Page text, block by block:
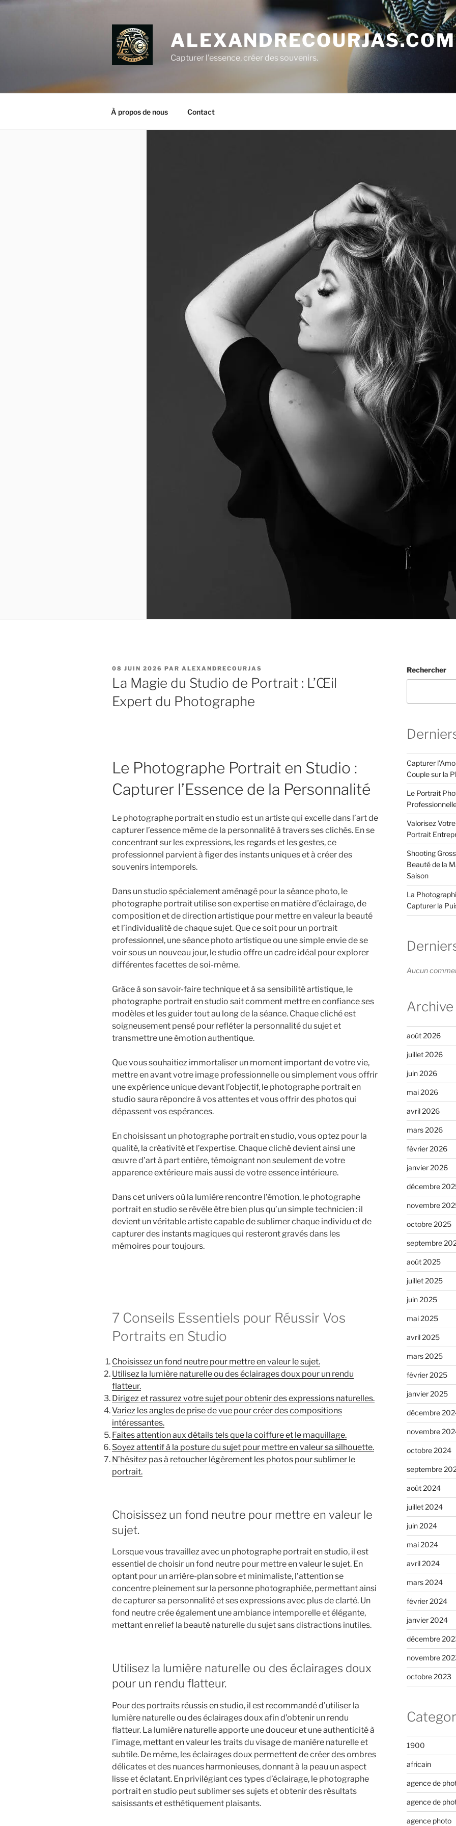
Aller
ALEXANDRECOURJAS.COM
Capturer l'essence, créer des souvenirs.
À propos de nous Contact
PUBLIÉ
LE
08 JUIN 2026 PAR ALEXANDRECOURJAS
La Magie du Studio de Portrait : L’Œil
Expert du Photographe
Le Photographe Portrait en Studio :
Capturer l’Essence de la Personnalité
Le photographe portrait en studio est un artiste qui excelle dans l’art de
capturer l’essence même de la personnalité à travers ses clichés. En se
concentrant sur les expressions, les regards et les gestes, ce
professionnel parvient à figer des instants uniques et à créer des
souvenirs intemporels.
Dans un studio spécialement aménagé pour la séance photo, le
photographe portrait utilise son expertise en matière d’éclairage, de
composition et de direction artistique pour mettre en valeur la beauté
et l’individualité de chaque sujet. Que ce soit pour un portrait
professionnel, une séance photo artistique ou une simple envie de se
voir sous un nouveau jour, le studio offre un cadre idéal pour explorer
différentes facettes de soi-même.
Grâce à son savoir-faire technique et à sa sensibilité artistique, le
photographe portrait en studio sait comment mettre en confiance ses
modèles et les guider tout au long de la séance. Chaque cliché est
soigneusement pensé pour refléter la personnalité du sujet et
transmettre une émotion authentique.
Que vous souhaitiez immortaliser un moment important de votre vie,
mettre en avant votre image professionnelle ou simplement vous offrir
une expérience unique devant l’objectif, le photographe portrait en
studio saura répondre à vos attentes et vous offrir des photos qui
dépassent vos espérances.
En choisissant un photographe portrait en studio, vous optez pour la
qualité, la créativité et l’expertise. Chaque cliché devient ainsi une
œuvre d’art à part entière, témoignant non seulement de votre
apparence extérieure mais aussi de votre essence intérieure.
Dans cet univers où la lumière rencontre l’émotion, le photographe
portrait en studio se révèle être bien plus qu’un simple technicien : il
devient un véritable artiste capable de sublimer chaque individu et de
capturer des instants magiques qui resteront gravés dans les
mémoires pour toujours.
7 Conseils Essentiels pour Réussir Vos
Portraits en Studio
Choisissez un fond neutre pour mettre en valeur le sujet.
Utilisez la lumière naturelle ou des éclairages doux pour un rendu
flatteur.
Dirigez et rassurez votre sujet pour obtenir des expressions naturelles.
Variez les angles de prise de vue pour créer des compositions
intéressantes.
Faites attention aux détails tels que la coiffure et le maquillage.
Soyez attentif à la posture du sujet pour mettre en valeur sa silhouette.
N’hésitez pas à retoucher légèrement les photos pour sublimer le
portrait.
Choisissez un fond neutre pour mettre en valeur le
sujet.
Lorsque vous travaillez avec un photographe portrait en studio, il est
essentiel de choisir un fond neutre pour mettre en valeur le sujet. En
optant pour un arrière-plan sobre et minimaliste, l’attention se
concentre pleinement sur la personne photographiée, permettant ainsi
de capturer sa personnalité et ses expressions avec plus de clarté. Un
fond neutre crée également une ambiance intemporelle et élégante,
mettant en relief la beauté naturelle du sujet sans distractions inutiles.
Utilisez la lumière naturelle ou des éclairages doux
pour un rendu flatteur.
Pour des portraits réussis en studio, il est recommandé d’utiliser la
lumière naturelle ou des éclairages doux afin d’obtenir un rendu
flatteur. La lumière naturelle apporte une douceur et une authenticité à
l’image, mettant en valeur les traits du visage de manière naturelle et
subtile. De même, les éclairages doux permettent de créer des ombres
délicates et des nuances harmonieuses, donnant à la peau un aspect
lisse et éclatant. En privilégiant ces types d’éclairage, le photographe
portrait en studio peut sublimer ses sujets et obtenir des résultats
saisissants et esthétiquement plaisants.
Rechercher
Capturer
Couple sur la
Le Portrait
Valorisez
Portrait
Shooting
Beauté de la
Saison
La
Capturer la
Aucun
Archive
août 2026
juillet 2026
juin 2026
mai 2026
avril 2026
mars 2026
février 2026
janvier 2026
décembre
novembre
octobre 2025
septembre
août 2025
juillet 2025
juin 2025
mai 2025
avril 2025
mars 2025
février 2025
janvier 2025
décembre
novembre
octobre 2024
septembre
août 2024
juillet 2024
juin 2024
mai 2024
avril 2024
mars 2024
février 2024
janvier 2024
décembre
novembre
octobre 2023
1900
africain
agence de
agence de
agence photo